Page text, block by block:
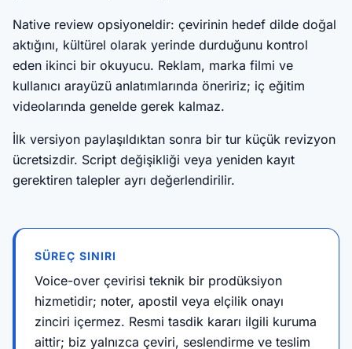
Native review opsiyoneldir: çevirinin hedef dilde doğal
aktığını, kültürel olarak yerinde durduğunu kontrol
eden ikinci bir okuyucu. Reklam, marka filmi ve
kullanıcı arayüzü anlatımlarında öneririz; iç eğitim
videolarında genelde gerek kalmaz.
İlk versiyon paylaşıldıktan sonra bir tur küçük revizyon
ücretsizdir. Script değişikliği veya yeniden kayıt
gerektiren talepler ayrı değerlendirilir.
SÜREÇ SINIRI
Voice-over çevirisi teknik bir prodüksiyon
hizmetidir; noter, apostil veya elçilik onayı
zinciri içermez. Resmi tasdik kararı ilgili kuruma
aittir; biz yalnızca çeviri, seslendirme ve teslim